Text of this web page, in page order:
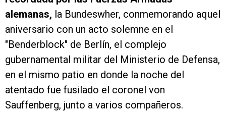
alemanas, la Bundeswher, conmemorando aquel
aniversario con un acto solemne en el
"Benderblock" de Berlín, el complejo
gubernamental militar del Ministerio de Defensa,
en el mismo patio en donde la noche del
atentado fue fusilado el coronel von
Sauffenberg, junto a varios compañeros.